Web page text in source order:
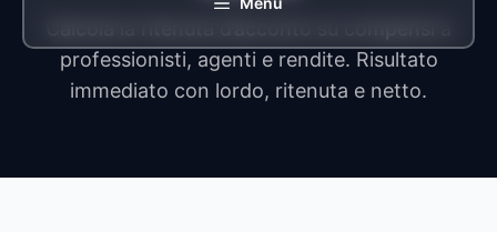
professionisti, agenti e rendite. Risultato
immediato con lordo, ritenuta e netto.